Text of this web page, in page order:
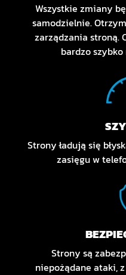
Wszystkie zmiany
samodzielnie.
zarządzania stroną.
bardzo
Strony ładują się
zasięgu w
Strony są
niepożądane ataki,